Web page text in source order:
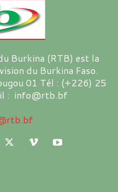
Burkina (RTB) est la
du Burkina Faso.
01 Tél : (+226) 25
: info@rtb.bf